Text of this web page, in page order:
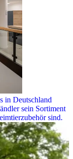
in Deutschland
sein Sortiment
sind.